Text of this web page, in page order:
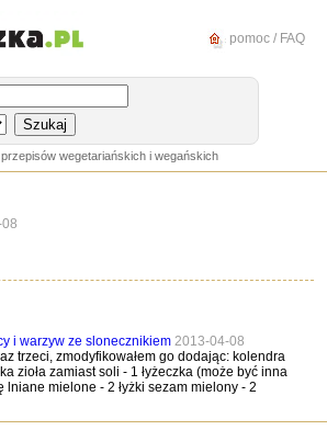
pomoc / FAQ
wegetariańskich i wegańskich
i warzyw ze slonecznikiem 2013-04-08
trzeci, zmodyfikowałem go dodając: kolendra
zioła zamiast soli - 1 łyżeczka (może być inna
lniane mielone - 2 łyżki sezam mielony - 2